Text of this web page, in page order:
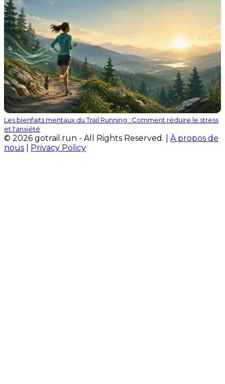
Les bienfaits mentaux du Trail Running : Comment réduire le stress
et l'anxiété
© 2026 gotrail.run - All Rights Reserved. | À propos de
nous
Privacy Policy